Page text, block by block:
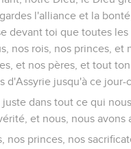
l'alliance et la
devant toi que toutes
nos rois, nos princes, et
et nos pères, et tout
d'Assyrie jusqu'à ce jour-
juste dans tout ce qui
et nous, nous avons
nos princes, nos